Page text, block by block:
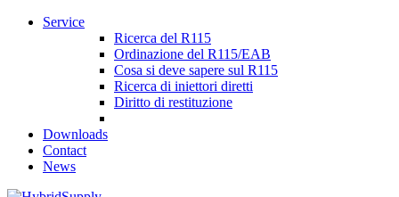
Service
Ricerca del R115
Ordinazione del R115/EAB
Cosa si deve sapere sul R115
Ricerca di iniettori diretti
Diritto di restituzione
Downloads
Contact
News